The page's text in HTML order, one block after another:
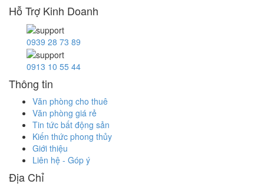
Hỗ Trợ Kinh Doanh
0939 28 73 89
0913 10 55 44
Thông tin
Văn phòng cho thuê
Văn phòng giá rẻ
Tin tức bất động sản
Kiến thức phong thủy
Giới thiệu
Liên hệ - Góp ý
Địa Chỉ